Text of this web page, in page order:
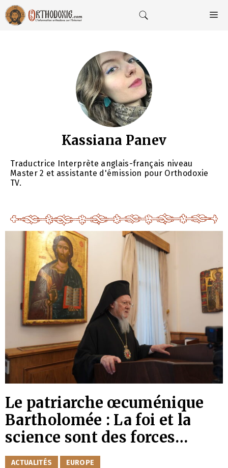
Aller
au
contenu
Kassiana Panev
Traductrice Interprète anglais-français niveau
Master 2 et assistante d'émission pour Orthodoxie
TV.
Le patriarche œcuménique
Bartholomée : La foi et la
science sont des forces
bénéfiques pour l’homme
CATÉGORIES
ACTUALITÉS EUROPE